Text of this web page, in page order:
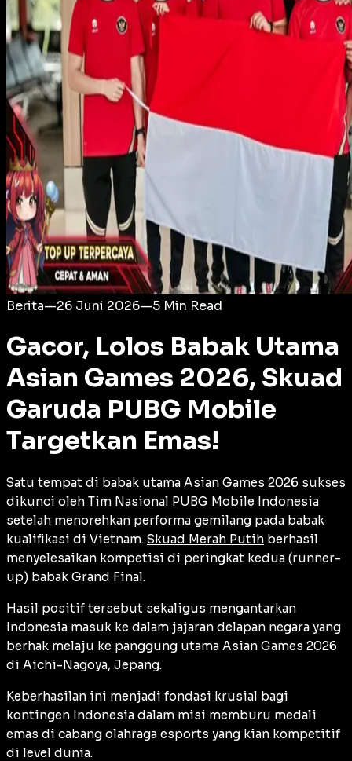
Login
Berita—26 Juni 2026—5 Min Read
Gacor, Lolos Babak Utama
Asian Games 2026, Skuad
Garuda PUBG Mobile
Targetkan Emas!
Satu tempat di babak utama Asian Games 2026 sukses
dikunci oleh Tim Nasional PUBG Mobile Indonesia
setelah menorehkan performa gemilang pada babak
kualifikasi di Vietnam. Skuad Merah Putih berhasil
menyelesaikan kompetisi di peringkat kedua (runner-
up) babak Grand Final.
Hasil positif tersebut sekaligus mengantarkan
Indonesia masuk ke dalam jajaran delapan negara yang
berhak melaju ke panggung utama Asian Games 2026
di Aichi-Nagoya, Jepang.
Keberhasilan ini menjadi fondasi krusial bagi
kontingen Indonesia dalam misi memburu medali
emas di cabang olahraga esports yang kian kompetitif
di level dunia.